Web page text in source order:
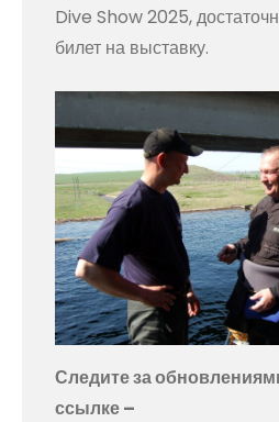
Dive Show 2025,
билет на выставку.
Следите за
ссылке –